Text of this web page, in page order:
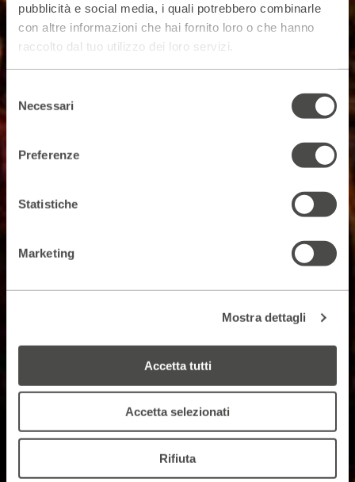
pubblicità e social media, i quali potrebbero combinarle
con altre informazioni che hai fornito loro o che hanno
raccolto dal tuo utilizzo dei loro servizi.
delNecessari
Preferenze
Statistiche
Marketing
Mostra dettagli
Accetta tutti
Accetta selezionati
Rifiuta